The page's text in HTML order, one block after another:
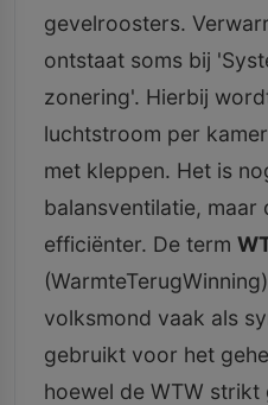
gevelroosters.
ontstaat soms bij
zonering'. Hierbij
luchtstroom per
met kleppen. Het is
balansventilatie, maar
efficiënter. De term
volksmond vaak als
gebruikt voor het
hoewel de WTW strikt